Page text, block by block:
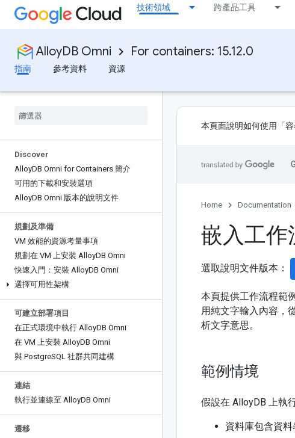
技術領域 跨產品工具
AlloyDB Omni For containers: 15.12.0
指南
參考資料 資源
Discover
AlloyDB Omni for Containers 簡介
可用的下載和安裝選項
AlloyDB Omni 版本的說明文件
規劃及準備
VM 效能的資源考量事項
規劃在 VM 上安裝 AlloyDB Omni
快速入門：安裝 AlloyDB Omni
選擇可用性架構
可建立部署項目
在正式環境中執行 AlloyDB Omni
在 VM 上安裝 AlloyDB Omni
與 PostgreSQL 社群共同建構
連結
執行並連線至 AlloyDB Omni
遷移
本頁面說明如何使用「容
Home Documentation
嵌入工作
選取說明文件版本：
本頁提供工作流程範
用純文字輸入內容，
析文字意思。
範例情境
假設在 AlloyDB 上執
資料庫包含資料